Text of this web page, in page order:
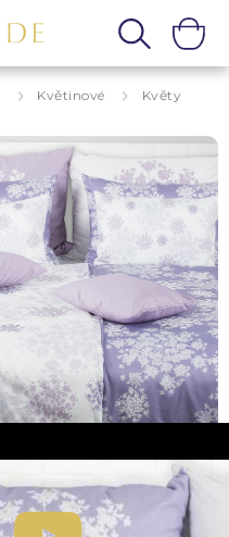
Květinové Květy